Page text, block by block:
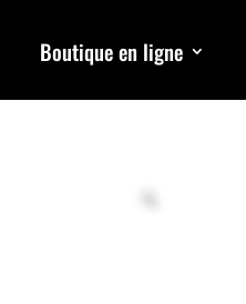
Boutique en ligne